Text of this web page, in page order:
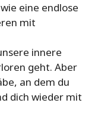
eine endlose
mit
innere
geht. Aber
an dem du
dich wieder mit